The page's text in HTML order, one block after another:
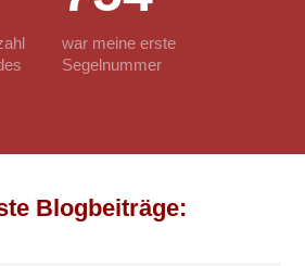
war meine erste
Segelnummer
Blogbeiträge: